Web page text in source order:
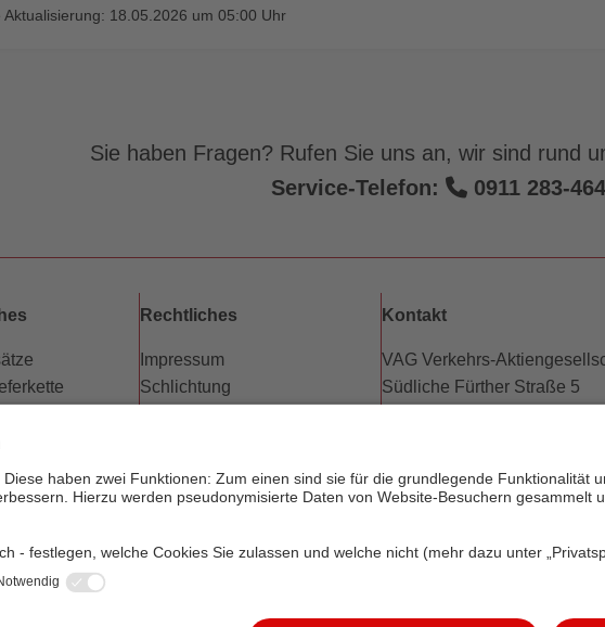
Aktualisierung: 18.05.2026 um 05:00 Uhr
Sie haben Fragen? Rufen Sie uns an, wir sind rund
Service-Telefon:
0911 283-
Rechtliches
Impressum
Schlichtung
Fahrgastrechte
Sitemap
Kontakt
VAG Verkehrs-
Südliche Fürther Straße 5
Kontaktformulare
FAQ